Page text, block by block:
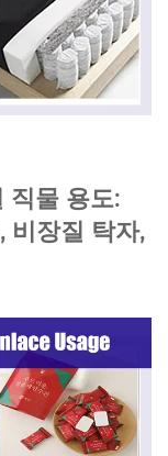
직물 용도:
비장질 탁자,